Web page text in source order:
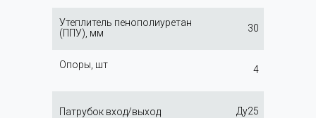
30
4
Ду25
Утеплитель пенополиуретан
(ППУ), мм
Патрубок вход/выход
Опоры, шт